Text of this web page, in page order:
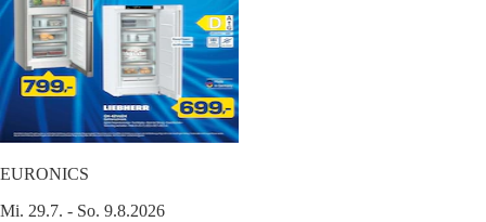
EURONICS
Mi. 29.7. - So. 9.8.2026